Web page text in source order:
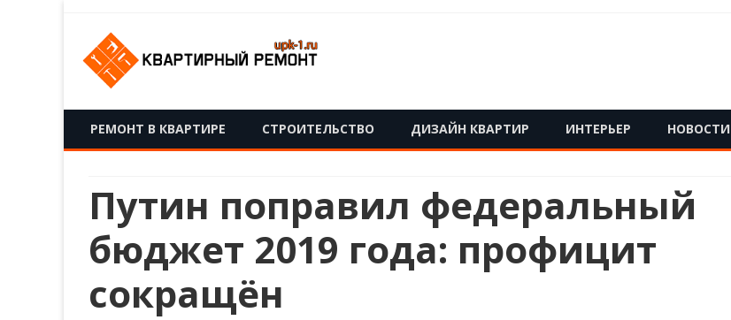
to
content
РЕМОНТ В КВАРТИРЕ СТРОИТЕЛЬСТВО ДИЗАЙН КВАРТИР ИНТЕРЬЕР НОВОСТИ
Путин поправил федеральный
бюджет 2019 года: профицит
сокращён